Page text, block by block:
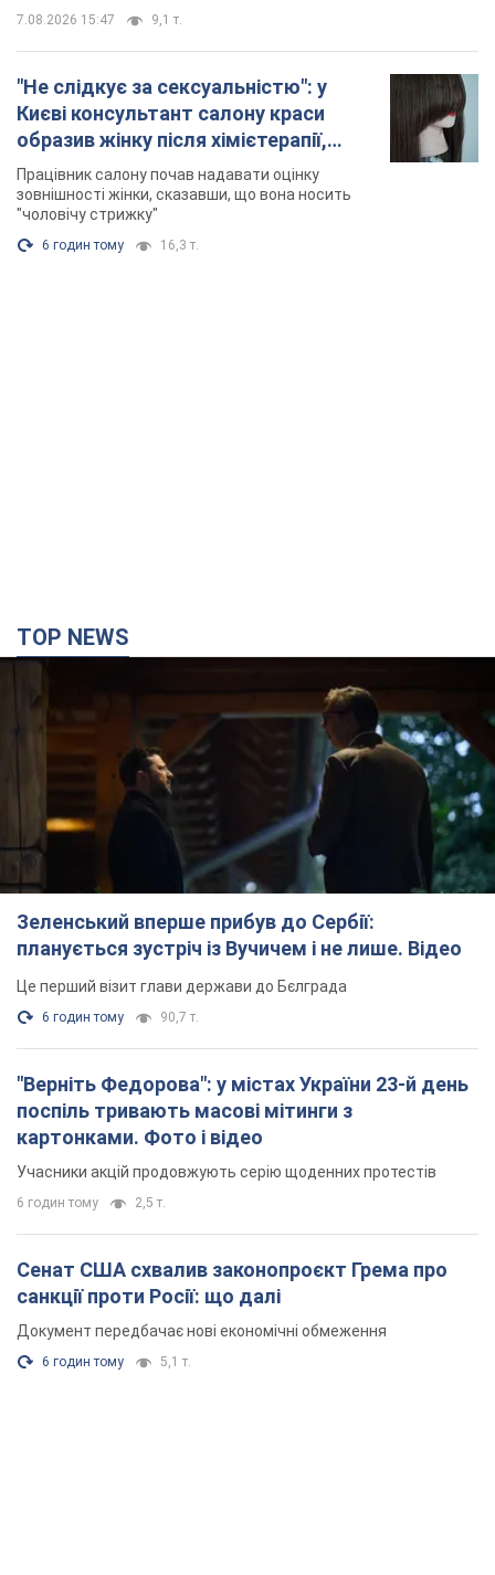
7.08.2026 15:47 9,1 т.
"Не слідкує за сексуальністю": у
Києві консультант салону краси
образив жінку після хімієтерапії,
розгорівся скандал. Фото
Працівник салону почав надавати оцінку
зовнішності жінки, сказавши, що вона носить
"чоловічу стрижку"
6 годин тому 16,3 т.
TOP NEWS
Зеленський вперше прибув до Сербії:
планується зустріч із Вучичем і не лише. Відео
Це перший візит глави держави до Бєлграда
6 годин тому 90,7 т.
"Верніть Федорова": у містах України 23-й день
поспіль тривають масові мітинги з
картонками. Фото і відео
Учасники акцій продовжують серію щоденних протестів
6 годин тому 2,5 т.
Сенат США схвалив законопроєкт Грема про
санкції проти Росії: що далі
Документ передбачає нові економічні обмеження
6 годин тому 5,1 т.